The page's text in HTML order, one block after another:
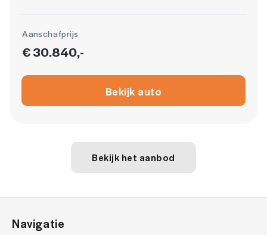
Aanschafprijs
€ 30.840,-
Bekijk auto
Bekijk het aanbod
Navigatie